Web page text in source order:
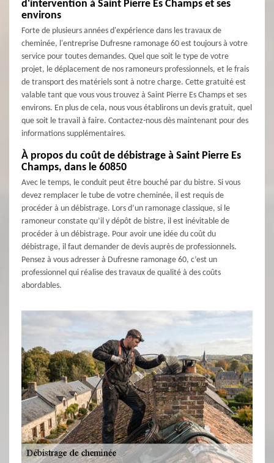
d'intervention à Saint Pierre Es Champs et ses
environs
Forte de plusieurs années d'expérience dans les travaux de
cheminée, l'entreprise Dufresne ramonage 60 est toujours à votre
service pour toutes demandes. Quel que soit le type de votre
projet, le déplacement de nos ramoneurs professionnels, et le frais
de transport des matériels sont à notre charge. Cette gratuité est
valable tant que vous vous trouvez à Saint Pierre Es Champs et ses
environs. En plus de cela, nous vous établirons un devis gratuit, quel
que soit le travail à faire. Contactez-nous dès maintenant pour des
informations supplémentaires.
À propos du coût de débistrage à Saint Pierre Es
Champs, dans le 60850
Avec le temps, le conduit peut être bouché par du bistre. Si vous
devez remplacer le tube de votre cheminée, il est requis de
procéder à un débistrage. Lors d’un ramonage classique, si le
ramoneur constate qu’il y dépôt de bistre, il est inévitable de
procéder à un débistrage. Pour avoir une idée du coût du
débistrage, il faut demander de devis auprès de professionnels.
Pensez à vous adresser à Dufresne ramonage 60, c’est un
professionnel qui réalise des travaux de qualité à des coûts
abordables.